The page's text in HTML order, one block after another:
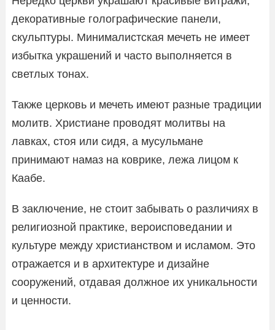
декоративные голографические панели,
скульптуры. Минималистская мечеть не имеет
избытка украшений и часто выполняется в
светлых тонах.
Также церковь и мечеть имеют разные традиции
молитв. Христиане проводят молитвы на
лавках, стоя или сидя, а мусульмане
принимают намаз на коврике, лежа лицом к
Каабе.
В заключение, не стоит забывать о различиях в
религиозной практике, вероисповедании и
культуре между христианством и исламом. Это
отражается и в архитектуре и дизайне
сооружений, отдавая должное их уникальности
и ценности.